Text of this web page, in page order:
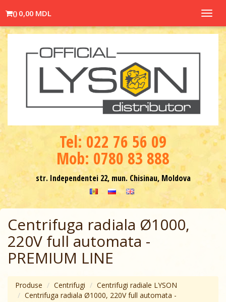
() 0,00 MDL
Теl: 022 76 56 09
Mob: 0780 83 888
str. Independentei 22, mun. Chisinau, Moldova
Centrifuga radiala Ø1000,
220V full аutomata -
PREMIUM LINE
Produse Centrifugi
Centrifugi radiale LYSON
Centrifuga radiala Ø1000, 220V full аutomata -